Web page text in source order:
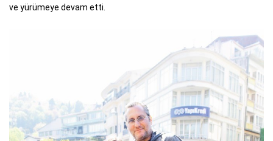
ve yürümeye devam etti.